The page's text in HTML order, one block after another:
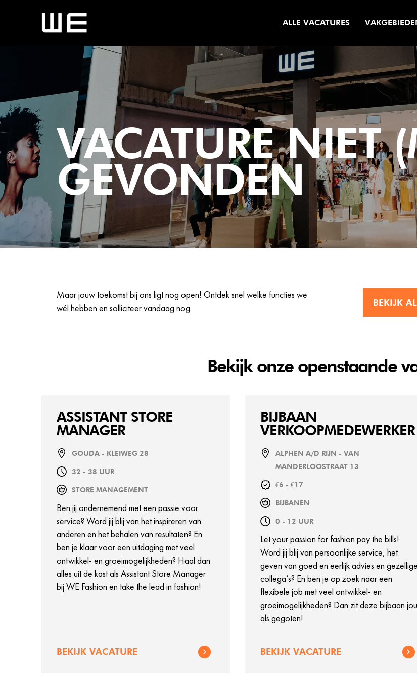
ALLE VACATURES
VACATURE NIET
GEVONDEN
Maar jouw toekomst bij ons ligt nog open! Ontdek snel welke functies we
wél hebben en solliciteer vandaag nog.
BEKIJK
Bekijk onze openstaande
ASSISTANT STORE
MANAGER
GOUDA - KLEIWEG 28
32 - 38 UUR
STORE MANAGEMENT
Ben jij ondernemend met een passie voor
service? Word jij blij van het inspireren van
anderen en het behalen van resultaten? En
ben je klaar voor een uitdaging met veel
ontwikkel- en groeimogelijkheden? Haal dan
alles uit de kast als Assistant Store Manager
bij WE Fashion en take the lead in fashion!
BEKIJK VACATURE
BIJBAAN
VERKOOPMEDEWERKER
ALPHEN A/D RIJN - VAN
MANDERLOOSTRAAT 13
€6 - €17
BIJBANEN
0 - 12 UUR
Let your passion for fashion pay the bills!
Word jij blij van persoonlijke service, het
geven van goed en eerlijk advies en gezellige
collega’s? En ben je op zoek naar een
flexibele job met veel ontwikkel- en
groeimogelijkheden? Dan zit deze bijbaan jou
als gegoten!
BEKIJK VACATURE